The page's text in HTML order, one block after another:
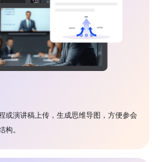
或演讲稿上传，生成思维导图，方便参会
构。